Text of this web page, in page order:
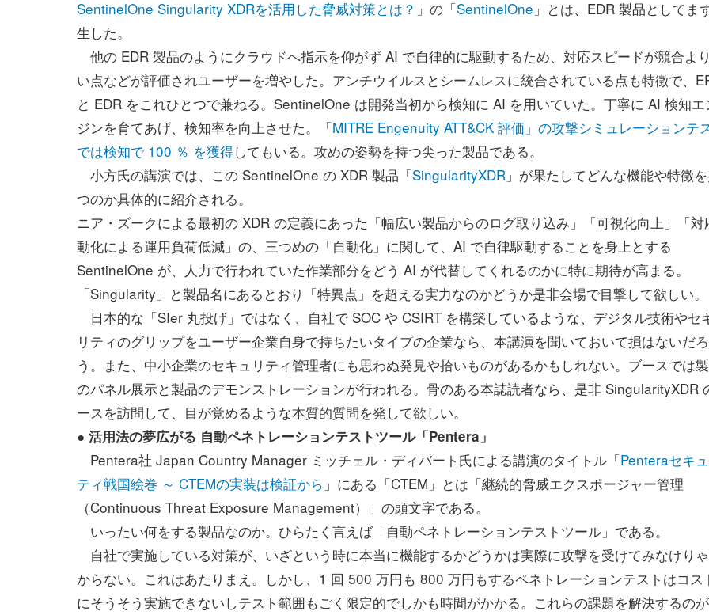
SentinelOne Singularity XDRを活用した脅威対策とは？ 」の「SentinelOne 」とは、EDR 製品としてま
生した。
他の EDR 製品のようにクラウドへ指示を仰がず AI で自律的に駆動するため、対応スピードが競合よ
い点などが評価されユーザーを増やした。アンチウイルスとシームレスに統合されている点も特徴で、
と EDR をこれひとつで兼ねる。SentinelOne は開発当初から検知に AI を用いていた。丁寧に AI 検知エ
ジンを育てあげ、検知率を向上させた。「MITRE Engenuity ATT&CK 評価」の攻撃シミュレーションテ
では検知で 100 ％ を獲得してもいる。攻めの姿勢を持つ尖った製品である。
小方氏の講演では、この SentinelOne の XDR 製品「SingularityXDR 」が果たしてどんな機能や特徴
つのか具体的に紹介される。
ニア・ズークによる最初の XDR の定義にあった「幅広い製品からのログ取り込み」「可視化向上」「対
動化による運用負荷低減」の、三つめの「自動化」に関して、AI で自律駆動することを身上とする
SentinelOne が、人力で行われていた作業部分をどう AI が代替してくれるのかに特に期待が高まる。
「Singularity」と製品名にあるとおり「特異点」を超える実力なのかどうか是非会場で目撃して欲しい。
日本的な「SIer 丸投げ」ではなく、自社で SOC や CSIRT を構築しているような、デジタル技術やセ
リティのグリップをユーザー企業自身で持ちたいタイプの企業なら、本講演を聞いておいて損はないだろ
う。また、中小企業のセキュリティ管理者にも思わぬ発見や拾いものがあるかもしれない。ブースでは
のパネル展示と製品のデモンストレーションが行われる。骨のある本誌読者なら、是非 SingularityXDR
ースを訪問して、目が覚めるような本質的質問を発して欲しい。
● 活用法の夢広がる 自動ペネトレーションテストツール「Pentera」
Pentera社 Japan Country Manager ミッチェル・ディバート氏による講演のタイトル「Penteraセキ
ティ戦国絵巻 ～ CTEMの実装は検証から 」にある「CTEM」とは「継続的脅威エクスポージャー管理
（Continuous Threat Exposure Management）」の頭文字である。
いったい何をする製品なのか。ひらたく言えば「自動ペネトレーションテストツール」である。
自社で実施している対策が、いざという時に本当に機能するかどうかは実際に攻撃を受けてみなけり
からない。これはあたりまえ。しかし、1 回 500 万円も 800 万円もするペネトレーションテストはコス
にそうそう実施できないしテスト範囲もごく限定的でしかも時間がかかる。これらの課題を解決するのが